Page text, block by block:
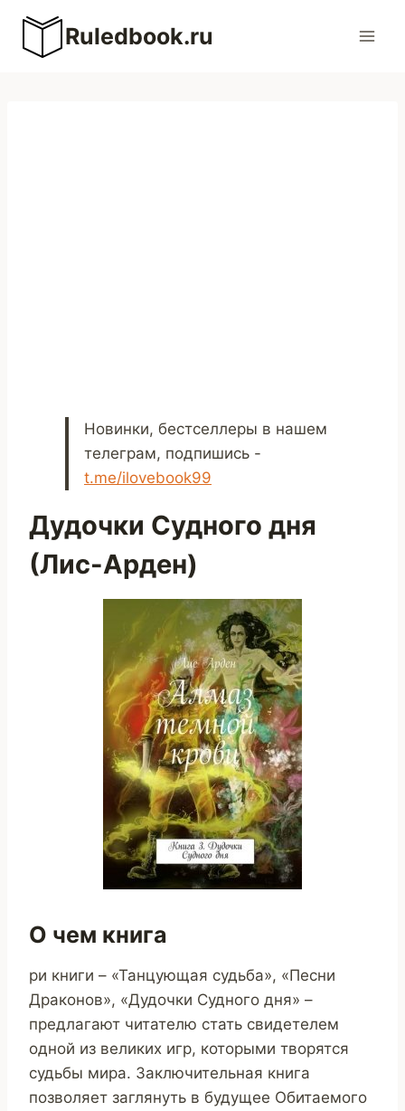
Перейти
содержимому
Ruledbook.ru
Новинки, бестселлеры в нашем
телеграм, подпишись -
t.me/ilovebook99
Дудочки Судного дня
(Лис-Арден)
О чем книга
ри книги – «Танцующая судьба», «Песни
Драконов», «Дудочки Судного дня» –
предлагают читателю стать свидетелем
одной из великих игр, которыми творятся
судьбы мира. Заключительная книга
позволяет заглянуть в будущее Обитаемого